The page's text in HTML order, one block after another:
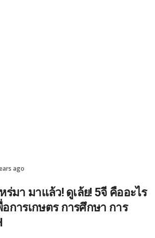
ago
ร่มา มาแล้ว! ดูเล้ย! 5จี คืออะไร
การเกษตร การศึกษา การ